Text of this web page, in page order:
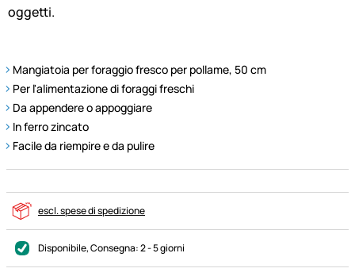
Mangiatoia per foraggio fresco per pollame, 50 cm
Per l'alimentazione di foraggi freschi
Da appendere o appoggiare
In ferro zincato
Facile da riempire e da pulire
escl. spese di spedizione
Disponibile, Consegna:2 - 5 giorni